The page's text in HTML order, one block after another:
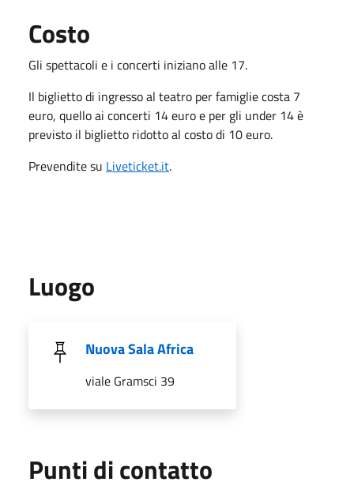
Costo
Gli spettacoli e i concerti iniziano alle 17.
Il biglietto di ingresso al teatro per famiglie costa 7
euro, quello ai concerti 14 euro e per gli under 14 è
previsto il biglietto ridotto al costo di 10 euro.
Prevendite su Liveticket.it.
Luogo
Nuova Sala Africa
viale Gramsci 39
Punti di contatto